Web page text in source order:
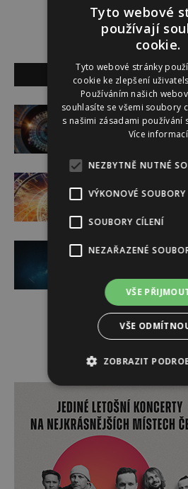
SOUVISEJÍCÍ
Týdenní
Týdenní
Týdenní
Tyto webové
používají
cookie.
Tyto webové stránky
cookie ke zlepšení
Používáním našich
souhlasíte se všemi soubory
s našimi zásadami používání
Více informací
NEZBYTNĚ NUTNÉ
VÝKONOVÉ SOUBORY
SOUBORY CÍLENÍ
NEZAŘAZENÉ
VŠE
VŠE
ZOBRAZIT